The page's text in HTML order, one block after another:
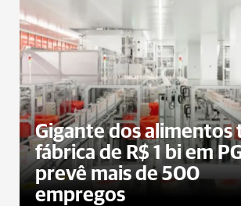
Gigante dos alimentos
fábrica de R$ 1 bi em
prevê mais de 500
empregos